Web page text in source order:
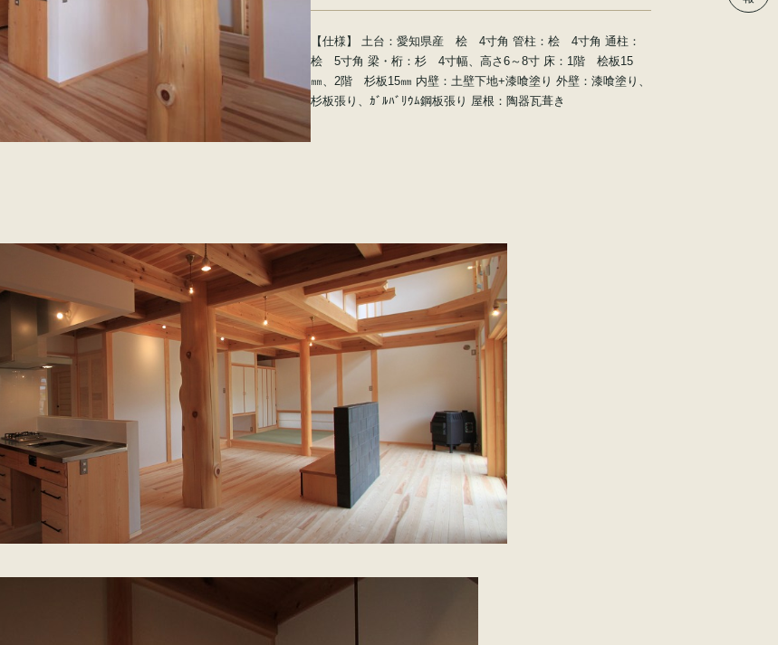
【仕様】 土台：愛知県産 桧 4寸角 管柱：桧 4寸角 通柱：
桧 5寸角 梁・桁：杉 4寸幅、高さ6～8寸 床：1階 桧板15
㎜、2階 杉板15㎜ 内壁：土壁下地+漆喰塗り 外壁：漆喰塗り、
杉板張り、ｶﾞﾙﾊﾞﾘｳﾑ鋼板張り 屋根：陶器瓦葺き